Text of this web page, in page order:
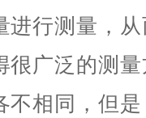
进行测量，
很广泛的测
不相同，但